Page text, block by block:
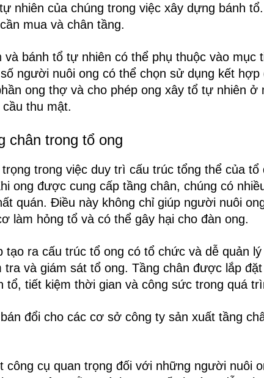
nhiên của chúng trong việc xây dựng bánh
mua và chân tầng.
bánh tổ tự nhiên có thể phụ thuộc vào mục
người nuôi ong có thể chọn sử dụng kết hợp
ong thợ và cho phép ong xây tổ tự nhiên ở
thu mật.
chân trong tổ ong
trong việc duy trì cấu trúc tổng thể của tổ
ong được cung cấp tầng chân, chúng có
quán. Điều này không chỉ giúp người nuôi
làm hỏng tổ và có thể gây hại cho đàn ong.
tạo ra cấu trúc tổ ong có tổ chức và dễ quản
và giám sát tổ ong. Tầng chân được lắp
tổ, tiết kiệm thời gian và công sức trong quá
đổi cho các cơ sở công ty sản xuất tầng
công cụ quan trọng đối với những người nuôi